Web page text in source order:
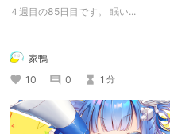
４週目の85日目です。 眠い...
家鴨
10
0 1 分